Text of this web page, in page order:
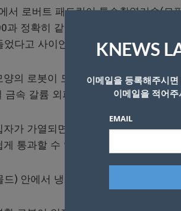
서 로버트 패트릭이 특수촬영기술(
과 정확히 같은 것은 아니지만 중국과
다고 사이언스 저널이 25일(현지시
의 로봇이 모형 감옥의 쇠창살을 빠
금속 갈륨 외피 내부에 미세한 자성(
가 가열되면서 갈륨을 녹인다. 자기
통과할 수 있다.
) 안에서 냉각시키면 원래의 인간 모
KNEWS
이메일을 등록해주시
이메일을 적어
EMAIL